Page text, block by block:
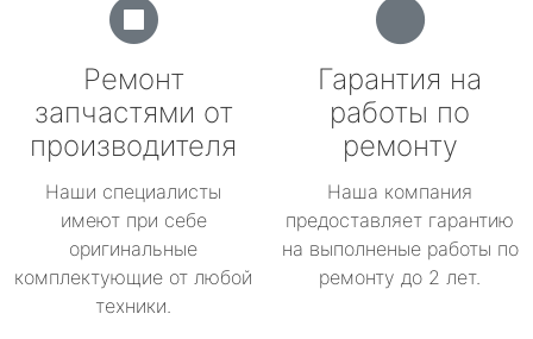
Ремонт
запчастями от
производителя
Наши специалисты
имеют при себе
оригинальные
комплектующие от любой
техники.
Гарантия на
работы по
ремонту
Наша компания
предоставляет гарантию
на выполненые работы по
ремонту до 2 лет.